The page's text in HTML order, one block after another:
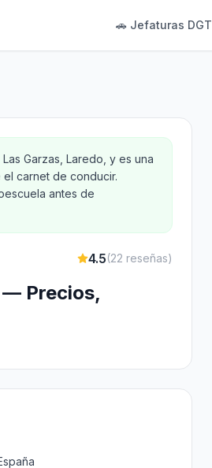
🚗 Jefaturas DGT
Garzas, Laredo, y es una
carnet de conducir.
antes de
4.5(22 reseñas)
— Precios,